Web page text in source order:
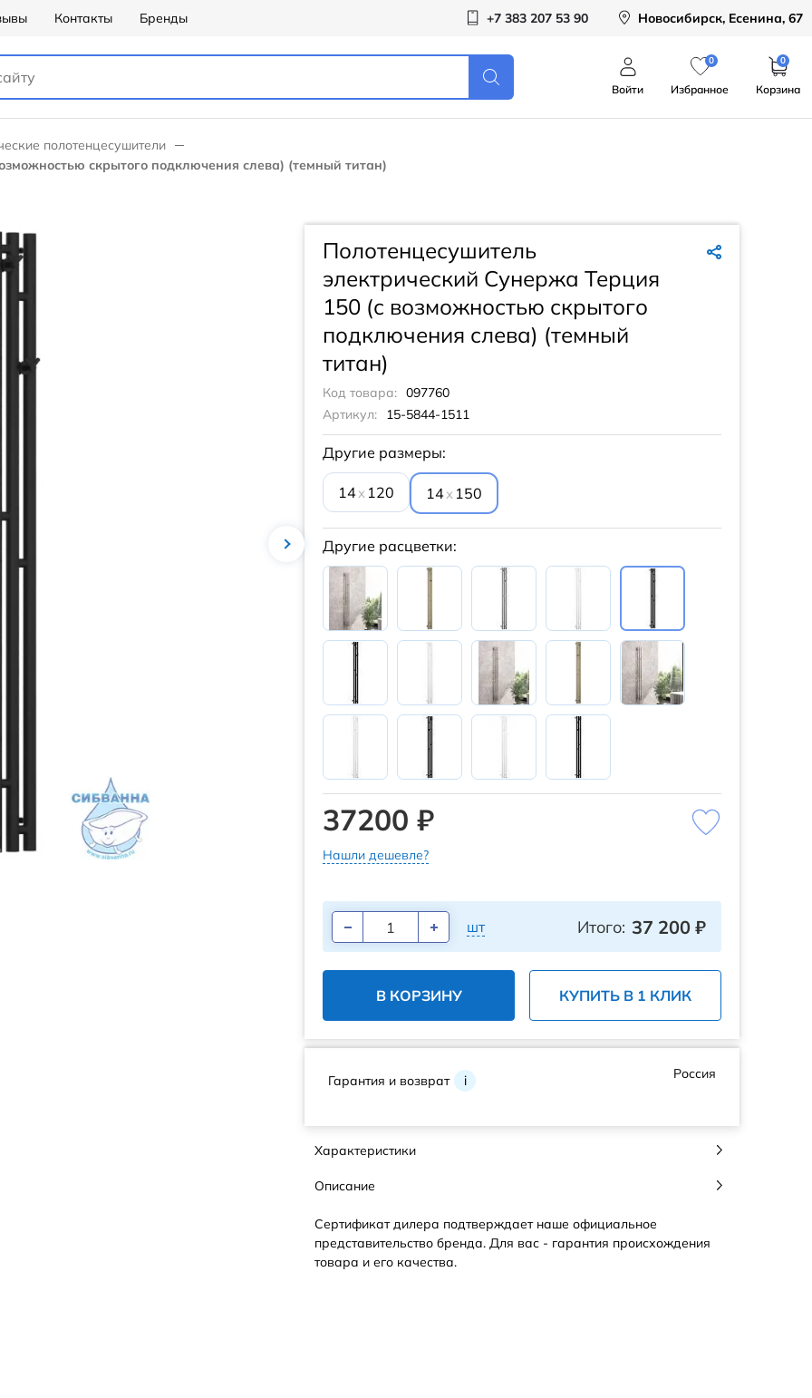
Контакты Бренды +7 383 207 53 90 Новосибирск, Есенина, 67
Войти
0
Избранное
0
Корзина
полотенцесушители
скрытого подключения слева) (темный титан)
Полотенцесушитель
электрический Сунержа Терция
150 (с возможностью скрытого
подключения слева) (темный
титан)
Код товара: 097760
Артикул:
15-5844-1511
Другие размеры:
14x 120 14x 150
Другие расцветки:
37200 ₽
Нашли дешевле?
шт Итого: 37 200 ₽
В КОРЗИНУ КУПИТЬ В 1 КЛИК
Гарантия и возврат i Россия
Характеристики
Описание
Сертификат дилера подтверждает наше официальное
представительство бренда. Для вас - гарантия происхождения
товара и его качества.